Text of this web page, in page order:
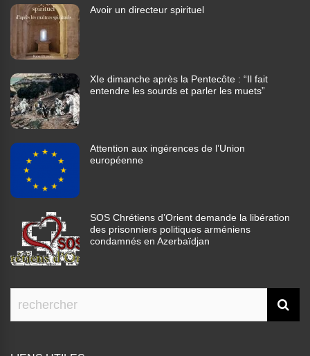
Avoir un directeur spirituel
XIe dimanche après la Pentecôte : “Il fait
entendre les sourds et parler les muets”
Attention aux ingérences de l’Union
européenne
SOS Chrétiens d’Orient demande la libération
des prisonniers politiques arméniens
condamnés en Azerbaïdjan